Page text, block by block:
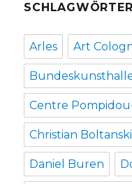
SCHLAGWÖRTER
Arles Art
Centre
Christian Boltanski
Daniel Buren